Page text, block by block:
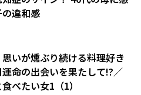
違和感
思いが燻ぶり続ける料理好き
命の出会いを果たして!?／
べたい女1（1）